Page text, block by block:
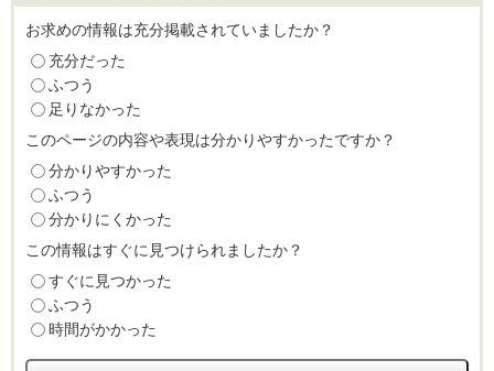
お求めの情報は充分掲載されていましたか？
充分だった
ふつう
足りなかった
このページの内容や表現は分かりやすかったですか？
分かりやすかった
ふつう
分かりにくかった
この情報はすぐに見つけられましたか？
すぐに見つかった
ふつう
時間がかかった